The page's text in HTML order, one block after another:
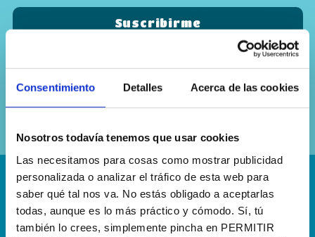
Consentimiento Detalles Acerca de las cookies
Nosotros todavía tenemos que usar cookies
Las necesitamos para cosas como mostrar publicidad
personalizada o analizar el tráfico de esta web para
saber qué tal nos va. No estás obligado a aceptarlas
todas, aunque es lo más práctico y cómodo. Sí, tú
también lo crees, simplemente pincha en PERMITIR
privacidad
¡Escríbenos!
hola@agenciapisto.com